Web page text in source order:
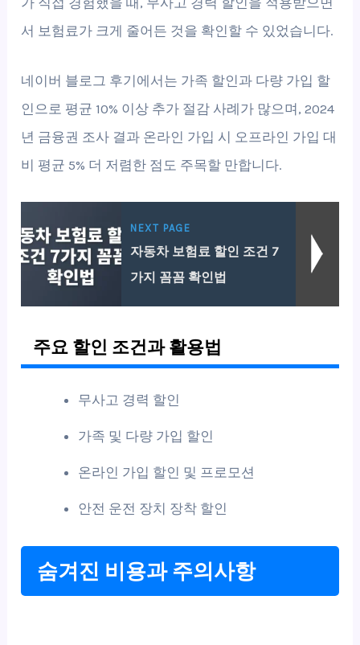
서 보험료가 크게 줄어든 것을 확인할 수 있었습니다.
네이버 블로그 후기에서는 가족 할인과 다량 가입 할
인으로 평균 10% 이상 추가 절감 사례가 많으며, 2024
년 금융권 조사 결과 온라인 가입 시 오프라인 가입 대
비 평균 5% 더 저렴한 점도 주목할 만합니다.
NEXT PAGE
자동차 보험료 할인 조건 7
가지 꼼꼼 확인법
주요 할인 조건과 활용법
무사고 경력 할인
가족 및 다량 가입 할인
온라인 가입 할인 및 프로모션
안전 운전 장치 장착 할인
숨겨진 비용과 주의사항